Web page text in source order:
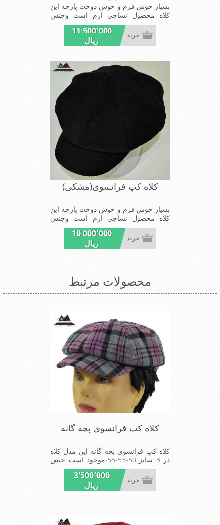
بسیار خوش فرم و خوش دوخت پارچه این
کلاه محصول نساجی ارم است وجنس
پارچه این کلاه ضخامت پالتو رادارامی
باشد شیک و مد روز سبک و راحت
11٬500٬000
ریال
خرید
کلاه کپ فرانسوی(مشکی)
بسیار خوش فرم و خوش دوخت پارچه این
کلاه محصول نساجی ارم است وجنس
پارچه این کلاه ضخامت پالتو را دارا می
باشد شیک و مد روز سبک و راحت
10٬000٬000
ریال
خرید
محصولات مرتبط
کلاه کپ فرانسوی بچه گانه
کلاه کپ فرانسوی بچه گانه این مدل کلاه
در 3 سایز 50-53-55-موجود است جنس
پارچه آکرلیک است پارچه این مدل کلاه
ضخیم مناسب زمستان است زیبا و خوش
فرم بسیار سبک و راحت
3٬500٬000
ریال
خرید